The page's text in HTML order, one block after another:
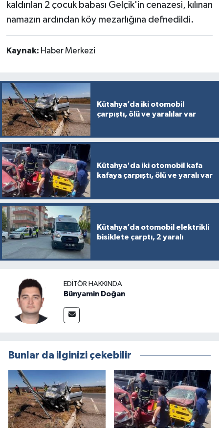
kaldırılan 2 çocuk babası Gelçik'in cenazesi, kılınan
namazın ardından köy mezarlığına defnedildi.
Kaynak: Haber Merkezi
Kütahya’da iki otomobil
çarpıştı, ölü ve yaralılar var
Kütahya'da iki otomobil kafa
kafaya çarpıştı, ölü ve yaralı var
Kütahya’da otomobil elektrikli
bisiklete çarptı, 2 yaralı
EDITÖR HAKKINDA
Bünyamin Doğan
Bunlar da ilginizi çekebilir
Türkiye
Video Galeri
Yemek Tarifleri